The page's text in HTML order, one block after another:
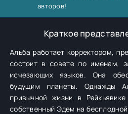
авторов!
Краткое
Альба работает корректором,
состоит в совете по именам,
исчезающих языков. Она
будущим планеты. Однажды
привычной жизни в
собственный Эдем на